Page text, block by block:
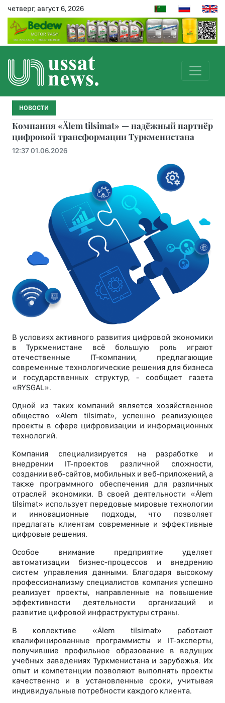
четверг, август 6, 2026
НОВОСТИ
Компания «Älem tilsimat» — надёжный партнёр
цифровой трансформации Туркменистана
12:37 01.06.2026
В условиях активного развития цифровой экономики
в Туркменистане всё большую роль играют
отечественные IT-компании, предлагающие
современные технологические решения для бизнеса
и государственных структур, - сообщает газета
«RYSGAL».
Одной из таких компаний является хозяйственное
общество «Älem tilsimat», успешно реализующее
проекты в сфере цифровизации и информационных
технологий.
Компания специализируется на разработке и
внедрении IT-проектов различной сложности,
создании веб-сайтов, мобильных и веб-приложений, а
также программного обеспечения для различных
отраслей экономики. В своей деятельности «Älem
tilsimat» использует передовые мировые технологии
и инновационные подходы, что позволяет
предлагать клиентам современные и эффективные
цифровые решения.
Особое внимание предприятие уделяет
автоматизации бизнес-процессов и внедрению
систем управления данными. Благодаря высокому
профессионализму специалистов компания успешно
реализует проекты, направленные на повышение
эффективности деятельности организаций и
развитие цифровой инфраструктуры страны.
В коллективе «Älem tilsimat» работают
квалифицированные программисты и IT-эксперты,
получившие профильное образование в ведущих
учебных заведениях Туркменистана и зарубежья. Их
опыт и компетенции позволяют выполнять проекты
качественно и в установленные сроки, учитывая
индивидуальные потребности каждого клиента.